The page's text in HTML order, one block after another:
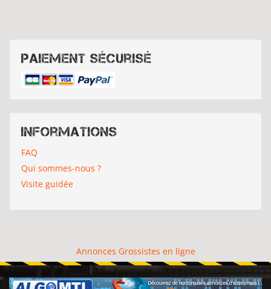
Paiement sécurisé
Informations
FAQ
Qui sommes-nous ?
Visite guidée
Annonces Grossistes en ligne